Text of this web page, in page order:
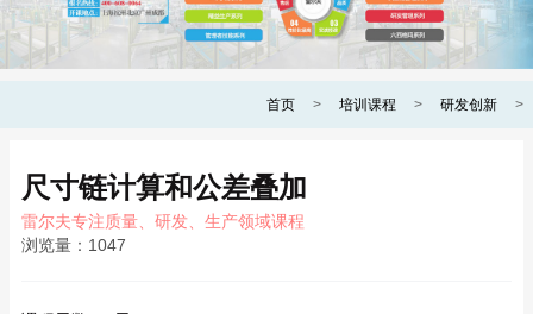
首页 > 培训课程 > 研发创新 >
尺寸链计算和公差叠加
雷尔夫专注质量、研发、生产领域课程
浏览量： 1047